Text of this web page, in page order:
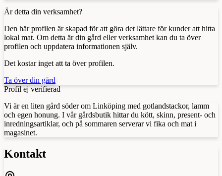
Är detta din verksamhet?
Den här profilen är skapad för att göra det lättare för kunder att hitta
lokal mat. Om detta är din gård eller verksamhet kan du ta över
profilen och uppdatera informationen själv.
Det kostar inget att ta över profilen.
Ta över din gård
Profil ej verifierad
Vi är en liten gård söder om Linköping med gotlandstackor, lamm
och egen honung. I vår gårdsbutik hittar du kött, skinn, present- och
inredningsartiklar, och på sommaren serverar vi fika och mat i
magasinet.
Kontakt